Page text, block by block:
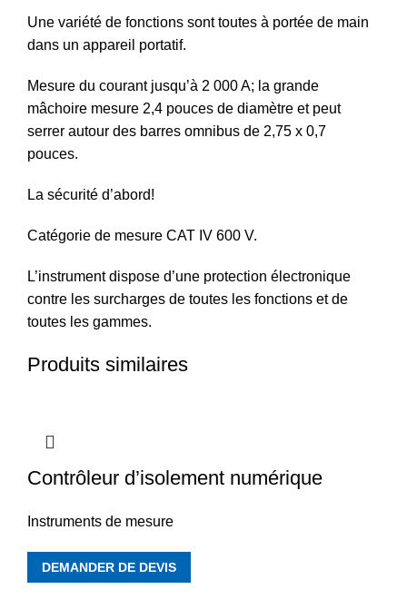
Une variété de fonctions sont toutes à portée de main
dans un appareil portatif.
Mesure du courant jusqu’à 2 000 A; la grande
mâchoire mesure 2,4 pouces de diamètre et peut
serrer autour des barres omnibus de 2,75 x 0,7
pouces.
La sécurité d’abord!
Catégorie de mesure CAT IV 600 V.
L’instrument dispose d’une protection électronique
contre les surcharges de toutes les fonctions et de
toutes les gammes.
Produits similaires
Contrôleur d’isolement numérique
Instruments de mesure
DEMANDER DE DEVIS